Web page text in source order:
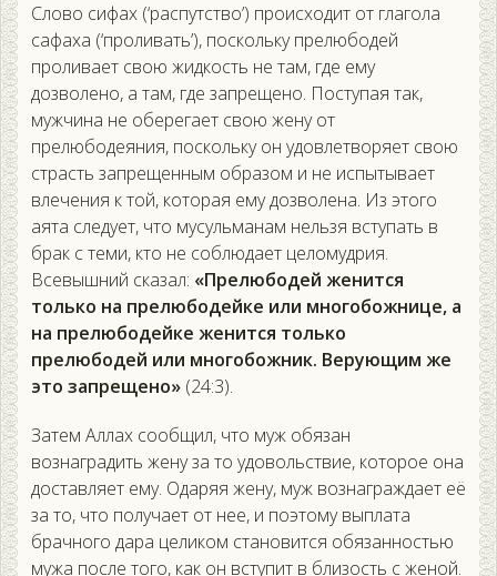
Слово сифах (‘распутство’) происходит от глагола
сафаха (‘проливать’), поскольку прелюбодей
проливает свою жидкость не там, где ему
дозволено, а там, где запрещено. Поступая так,
мужчина не оберегает свою жену от
прелюбодеяния, поскольку он удовлетворяет свою
страсть запрещенным образом и не испытывает
влечения к той, которая ему дозволена. Из этого
аята следует, что мусульманам нельзя вступать в
брак с теми, кто не соблюдает целомудрия.
Всевышний сказал: «Прелюбодей женится
только на прелюбодейке или многобожнице, а
на прелюбодейке женится только
прелюбодей или многобожник. Верующим же
это запрещено» (24:3).
Затем Аллах сообщил, что муж обязан
вознаградить жену за то удовольствие, которое она
доставляет ему. Одаряя жену, муж вознаграждает её
за то, что получает от нее, и поэтому выплата
брачного дара целиком становится обязанностью
мужа после того, как он вступит в близость с женой.